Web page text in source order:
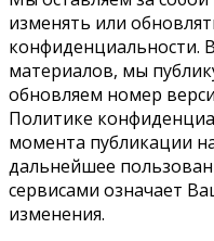
изменять или
конфиденциальности.
материалов, мы
обновляем номер
Политике
момента публикации
дальнейшее
сервисами означает
изменения.